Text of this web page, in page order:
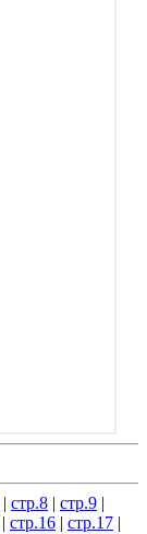
| стр.8 | стр.9 |
| стр.16 | стр.17 |